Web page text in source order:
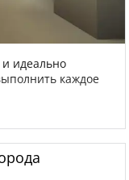
идеально
каждое